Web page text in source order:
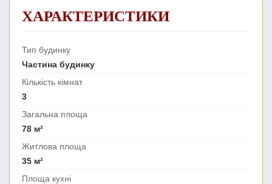
ХАРАКТЕРИСТИКИ
Тип будинку
Частина будинку
Кількість кімнат
3
Загальна площа
78 м²
Житлова площа
35 м²
Площа кухні